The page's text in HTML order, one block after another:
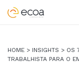
HOME > INSIGHTS > OS
TRABALHISTA PARA O